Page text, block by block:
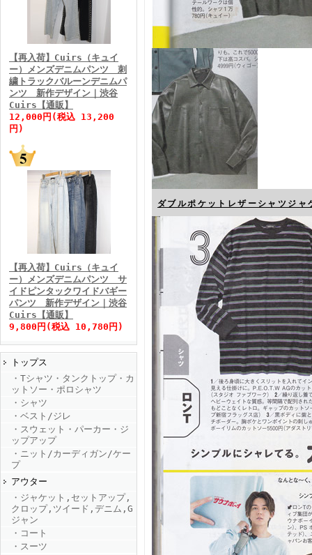
FINEBOYS2026年1月号
FINEBOYS2025年11月号
FINEBOYS2025年10月号
FINEBOYS2025年9月号
【再入荷】Cuirs（キュイ
ー）メンズデニムパンツ 刺
繍トラックバルーンデニムパ
ンツ 新作デザイン｜渋谷
Cuirs【通販】
12,000円(税込 13,200
円)
【再入荷】Cuirs（キュイ
ー）メンズデニムパンツ サ
イドピンタックワイドバギー
パンツ 新作デザイン｜渋谷
Cuirs【通販】
9,800円(税込 10,780円)
トップス
・Tシャツ・タンクトップ・カ
ットソー・ポロシャツ
・シャツ
・ベスト/ジレ
・スウェット・パーカー・ジ
ップアップ
・ニット/カーディガン/ケー
プ
アウター
・ジャケット,セットアップ,
クロップ,ツイード,デニム,G
ジャン
・コート
・スーツ
ダブルポケットレザーシャツジャ